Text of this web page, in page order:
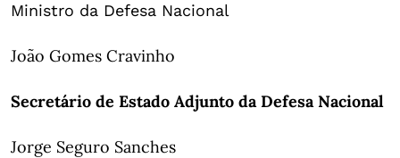
Ministro da Defesa Nacional
João Gomes Cravinho
Secretário de Estado Adjunto da Defesa Nacional
Jorge Seguro Sanches